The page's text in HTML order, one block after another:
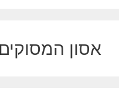
אסון המסוקים